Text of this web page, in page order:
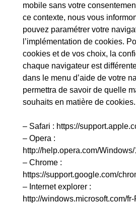
mobile sans votre
ce contexte, nous vous
pouvez paramétrer votre
l’implémentation de cookies.
cookies et de vos choix, la
chaque navigateur est
dans le menu d’aide de votre
permettra de savoir de quelle
souhaits en matière de cookies.
– Safari : https://
– Opera :
http://help.opera.com/
– Chrome :
https://support.google.com/
– Internet explorer :
http://windows.microsoft.com/